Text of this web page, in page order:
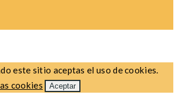
este sitio aceptas el uso de cookies.
cookies
Aceptar